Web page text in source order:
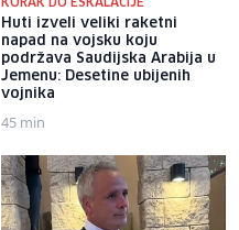
Huti izveli veliki raketni
napad na vojsku koju
podržava Saudijska Arabija u
Jemenu: Desetine ubijenih
vojnika
45 min